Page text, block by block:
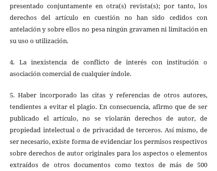
presentado conjuntamente en otra(s) revista(s); por tanto, los
derechos del artículo en cuestión no han sido cedidos con
antelación y sobre ellos no pesa ningún gravamen ni limitación en
su uso o utilización.
4. La inexistencia de conflicto de interés con institución o
asociación comercial de cualquier índole.
5. Haber incorporado las citas y referencias de otros autores,
tendientes a evitar el plagio. En consecuencia, afirmo que de ser
publicado el artículo, no se violarán derechos de autor, de
propiedad intelectual o de privacidad de terceros. Así mismo, de
ser necesario, existe forma de evidenciar los permisos respectivos
sobre derechos de autor originales para los aspectos o elementos
extraídos de otros documentos como textos de más de 500